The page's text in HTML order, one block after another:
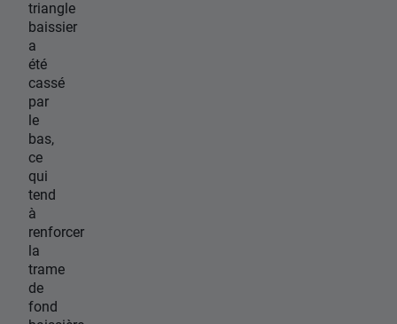
triangle
baissier
a
été
cassé
par
le
bas,
ce
qui
tend
à
renforcer
la
trame
de
fond